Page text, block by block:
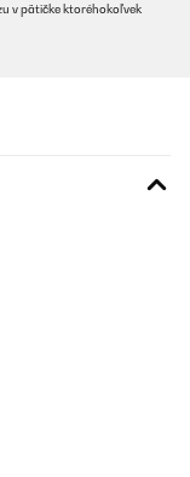
v pätičke ktoréhokoľvek